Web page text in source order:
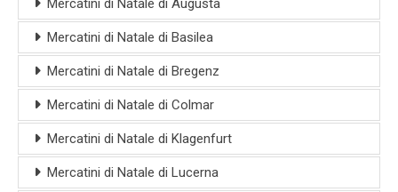
Mercatini di Natale di Augusta
Mercatini di Natale di Basilea
Mercatini di Natale di Bregenz
Mercatini di Natale di Colmar
Mercatini di Natale di Klagenfurt
Mercatini di Natale di Lucerna